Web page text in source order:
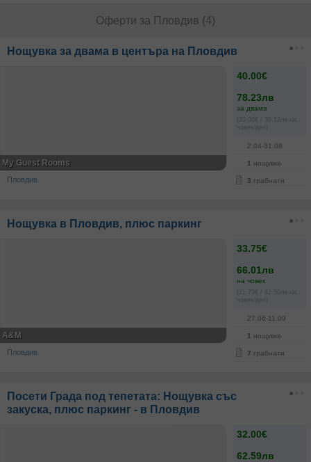
Оферти за Пловдив (4)
Нощувка за двама в центъра на Пловдив
40.00€
78.23лв
за двама
(20.00€ / 39.12лв на
човек/ден)
2.04-31.08
1 нощувка
3 грабнати
My Guest Rooms
Пловдив
Нощувка в Пловдив, плюс паркинг
33.75€
66.01лв
на човек
(21.73€ / 42.50лв на
човек/ден)
27.06-11.09
1 нощувка
7 грабнати
A&M
Пловдив
Посети Града под тепетата: Нощувка със
закуска, плюс паркинг - в Пловдив
32.00€
62.59лв